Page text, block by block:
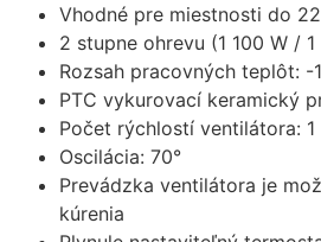
Vhodné pre miestnosti do
2 stupne ohrevu (1 100 W / 1
Rozsah pracovných teplôt: -
PTC vykurovací keramický
Počet rýchlostí ventilátora: 1
Oscilácia: 70°
Prevádzka ventilátora je
kúrenia